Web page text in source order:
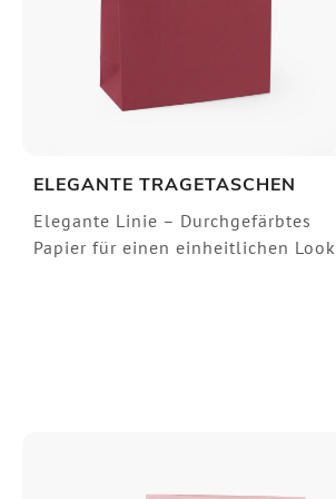
ELEGANTE TRAGETASCHEN
Elegante Linie – Durchgefärbtes
Papier für einen einheitlichen Look